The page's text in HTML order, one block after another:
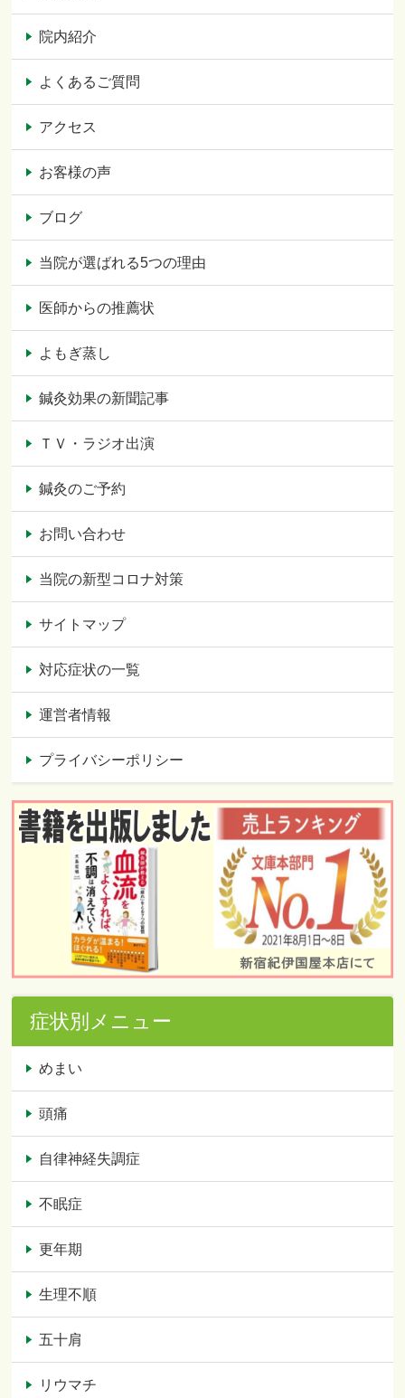
院内紹介
よくあるご質問
アクセス
お客様の声
ブログ
当院が選ばれる5つの理由
医師からの推薦状
よもぎ蒸し
鍼灸効果の新聞記事
ＴＶ・ラジオ出演
鍼灸のご予約
お問い合わせ
当院の新型コロナ対策
サイトマップ
対応症状の一覧
運営者情報
プライバシーポリシー
症状別メニュー
めまい
頭痛
自律神経失調症
不眠症
更年期
生理不順
五十肩
リウマチ